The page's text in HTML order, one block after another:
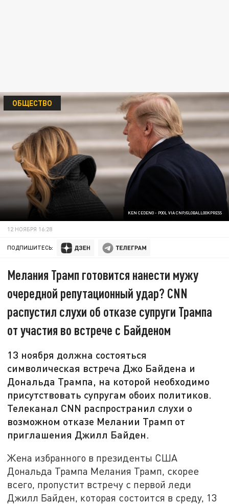
KEN CEDENO - POOL VIA CNP/GLOBALLOOKPRESS
ОБЩЕСТВО
12 НОЯБРЯ 16:28
ПОДПИШИТЕСЬ:
Мелания Трамп готовится нанести мужу
очередной репутационный удар? CNN
распустил слухи об отказе супруги Трампа
от участия во встрече с Байденом
13 ноября должна состояться
символическая встреча Джо Байдена и
Дональда Трампа, на которой необходимо
присутствовать супругам обоих политиков.
Телеканал CNN распространил слухи о
возможном отказе Мелании Трамп от
приглашения Джилл Байден.
Жена избранного в президенты США
Дональда Трампа Мелания Трамп, скорее
всего, пропустит встречу с первой леди
Джилл Байден, которая состоится в среду, 13